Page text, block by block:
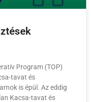
Program (TOP)
tavat és
is épül. Az eddig
Kacsa-tavat és